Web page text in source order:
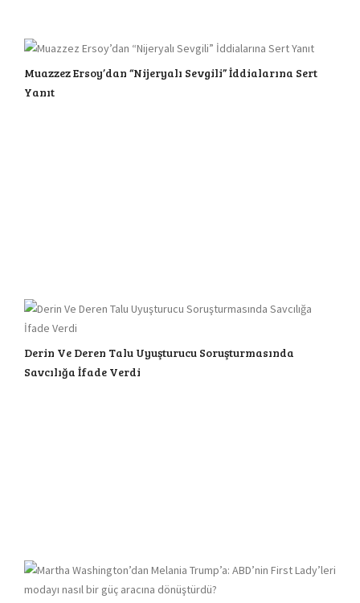
Muazzez Ersoy’dan “Nijeryalı Sevgili” İddialarına Sert
Yanıt
Derin Ve Deren Talu Uyuşturucu Soruşturmasında
Savcılığa İfade Verdi